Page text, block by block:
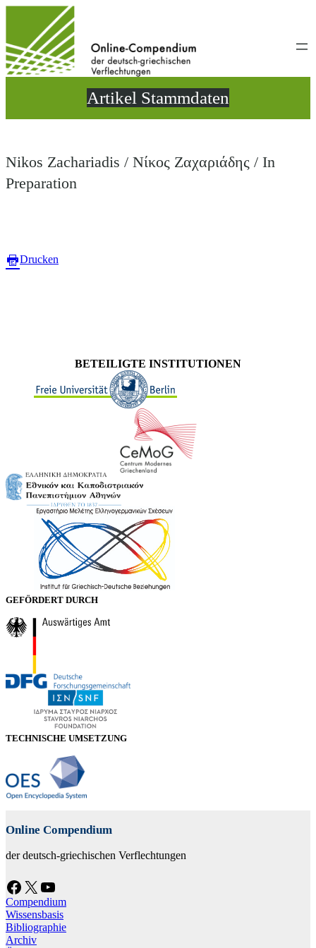
wechseln
Artikel Stammdaten
Nikos Zachariadis / Νίκος Ζαχαριάδης / In
Preparation
Drucken
BETEILIGTE INSTITUTIONEN
GEFÖRDERT DURCH
TECHNISCHE UMSETZUNG
Online Compendium
der deutsch-griechischen Verflechtungen
Facebook X YouTube
Compendium
Wissensbasis
Bibliographie
Archiv